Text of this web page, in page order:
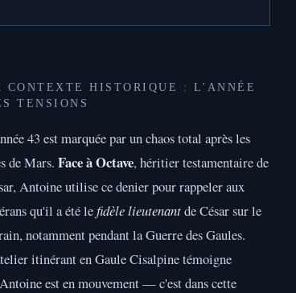
CONTEXTE HISTORIQUE : L'ANNÉE
TENSIONS
43 est marquée par un chaos total après les
de Mars. Face à Octave, héritier testamentaire de
Antoine utilise ce denier pour rappeler aux
qu'il a été lefidèle lieutenantde César sur le
notamment pendant la Guerre des Gaules.
itinérant en Gaule Cisalpine témoigne
est en mouvement — c'est dans cette